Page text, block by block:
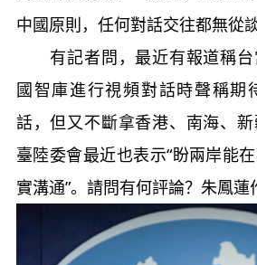
中國原則，任何對話交往都無從談
有記者問，最近有報道稱台
國智庫進行視頻對話時聲稱期
話，但又不斷拿香港、南海、新
臺陸委會最近也表示“盼兩岸能
實溝通”。請問有何評論？朱鳳蓮